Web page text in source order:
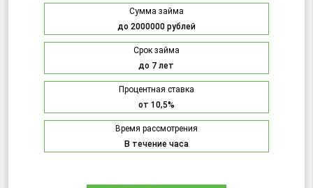
Сумма займа
до 2000000 рублей
Срок займа
до 7 лет
Процентная ставка
от 10,5%
Время рассмотрения
В течение часа